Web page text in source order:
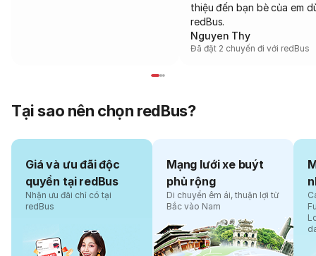
thiệu đến bạn bè của em
redBus.
Nguyen Thy
Đã đặt 2 chuyến đi với redBus
Tại sao nên chọn redBus?
Giá và ưu đãi độc
quyền tại redBus
Nhận ưu đãi chỉ có tại
redBus
Mạng lưới xe buýt
phủ rộng
Di chuyển êm ái, thuận lợi từ
Bắc vào Nam